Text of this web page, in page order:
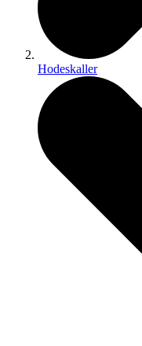
Hodeskaller